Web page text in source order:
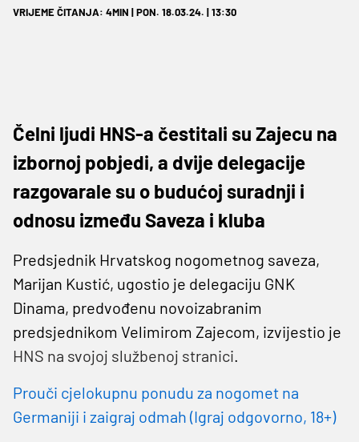
VRIJEME ČITANJA: 4MIN | PON. 18.03.24. | 13:30
Čelni ljudi HNS-a čestitali su Zajecu na
izbornoj pobjedi, a dvije delegacije
razgovarale su o budućoj suradnji i
odnosu između Saveza i kluba
Predsjednik Hrvatskog nogometnog saveza,
Marijan Kustić, ugostio je delegaciju GNK
Dinama, predvođenu novoizabranim
predsjednikom Velimirom Zajecom, izvijestio je
HNS na svojoj službenoj stranici.
Prouči cjelokupnu ponudu za nogomet na
Germaniji i zaigraj odmah (Igraj odgovorno, 18+)